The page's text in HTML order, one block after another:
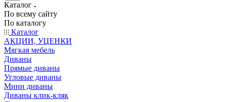
Каталог
По всему сайту
По каталогу
Каталог
АКЦИИ, УЦЕНКИ
Мягкая мебель
Диваны
Прямые диваны
Угловые диваны
Мини диваны
Диваны клик-кляк